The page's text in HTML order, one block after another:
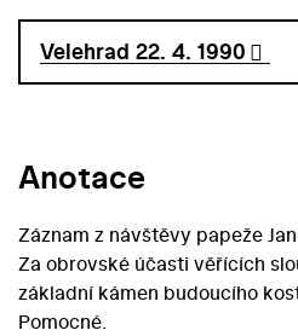
Velehrad 22. 4. 1990
Anotace
Záznam z návštěvy papeže
Za obrovské účasti věřících
základní kámen budoucího
Pomocné.